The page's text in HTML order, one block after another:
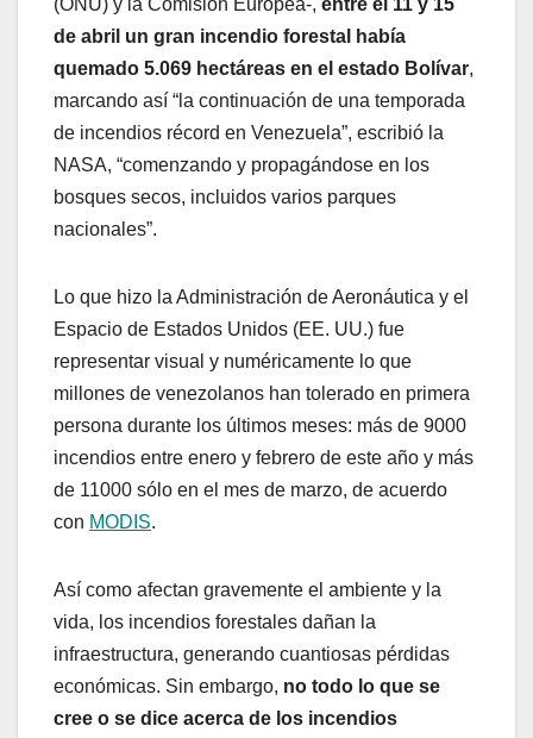
de abril un gran incendio forestal había
quemado 5.069 hectáreas en el estado Bolívar,
marcando así “la continuación de una temporada
de incendios récord en Venezuela”, escribió la
NASA, “comenzando y propagándose en los
bosques secos, incluidos varios parques
nacionales”.
Lo que hizo la Administración de Aeronáutica y el
Espacio de Estados Unidos (EE. UU.) fue
representar visual y numéricamente lo que
millones de venezolanos han tolerado en primera
persona durante los últimos meses: más de 9000
incendios entre enero y febrero de este año y más
de 11000 sólo en el mes de marzo, de acuerdo
con MODIS.
Así como afectan gravemente el ambiente y la
vida, los incendios forestales dañan la
infraestructura, generando cuantiosas pérdidas
económicas. Sin embargo, no todo lo que se
cree o se dice acerca de los incendios